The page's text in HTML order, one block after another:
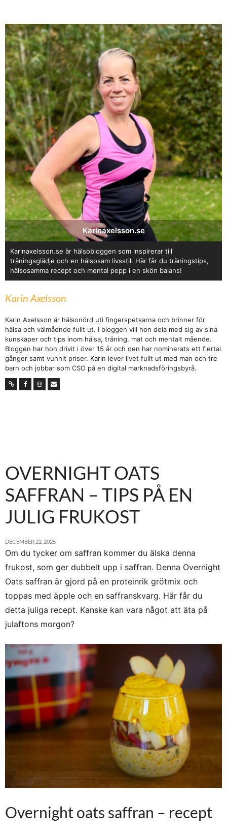
Karinaxelsson.se
Karinaxelsson.se är hälsobloggen som inspirerar till
träningsglädje och en hälsosam livsstil. Här får du träningstips,
hälsosamma recept och mental pepp i en skön balans!
Karin Axelsson
Karin Axelsson är hälsonörd uti fingerspetsarna och brinner för
hälsa och välmående fullt ut. I bloggen vill hon dela med sig av sina
kunskaper och tips inom hälsa, träning, mat och mentalt mående.
Bloggen har hon drivit i över 15 år och den har nominerats ett flertal
gånger samt vunnit priser. Karin lever livet fullt ut med man och tre
barn och jobbar som CSO på en digital marknadsföringsbyrå.
OVERNIGHT OATS
SAFFRAN – TIPS PÅ EN
JULIG FRUKOST
DECEMBER 22, 2025
Om du tycker om saffran kommer du älska denna
frukost, som ger dubbelt upp i saffran. Denna Overnight
Oats saffran är gjord på en proteinrik grötmix och
toppas med äpple och en saffranskvarg. Här får du
detta juliga recept. Kanske kan vara något att äta på
julaftons morgon?
Overnight oats saffran – recept